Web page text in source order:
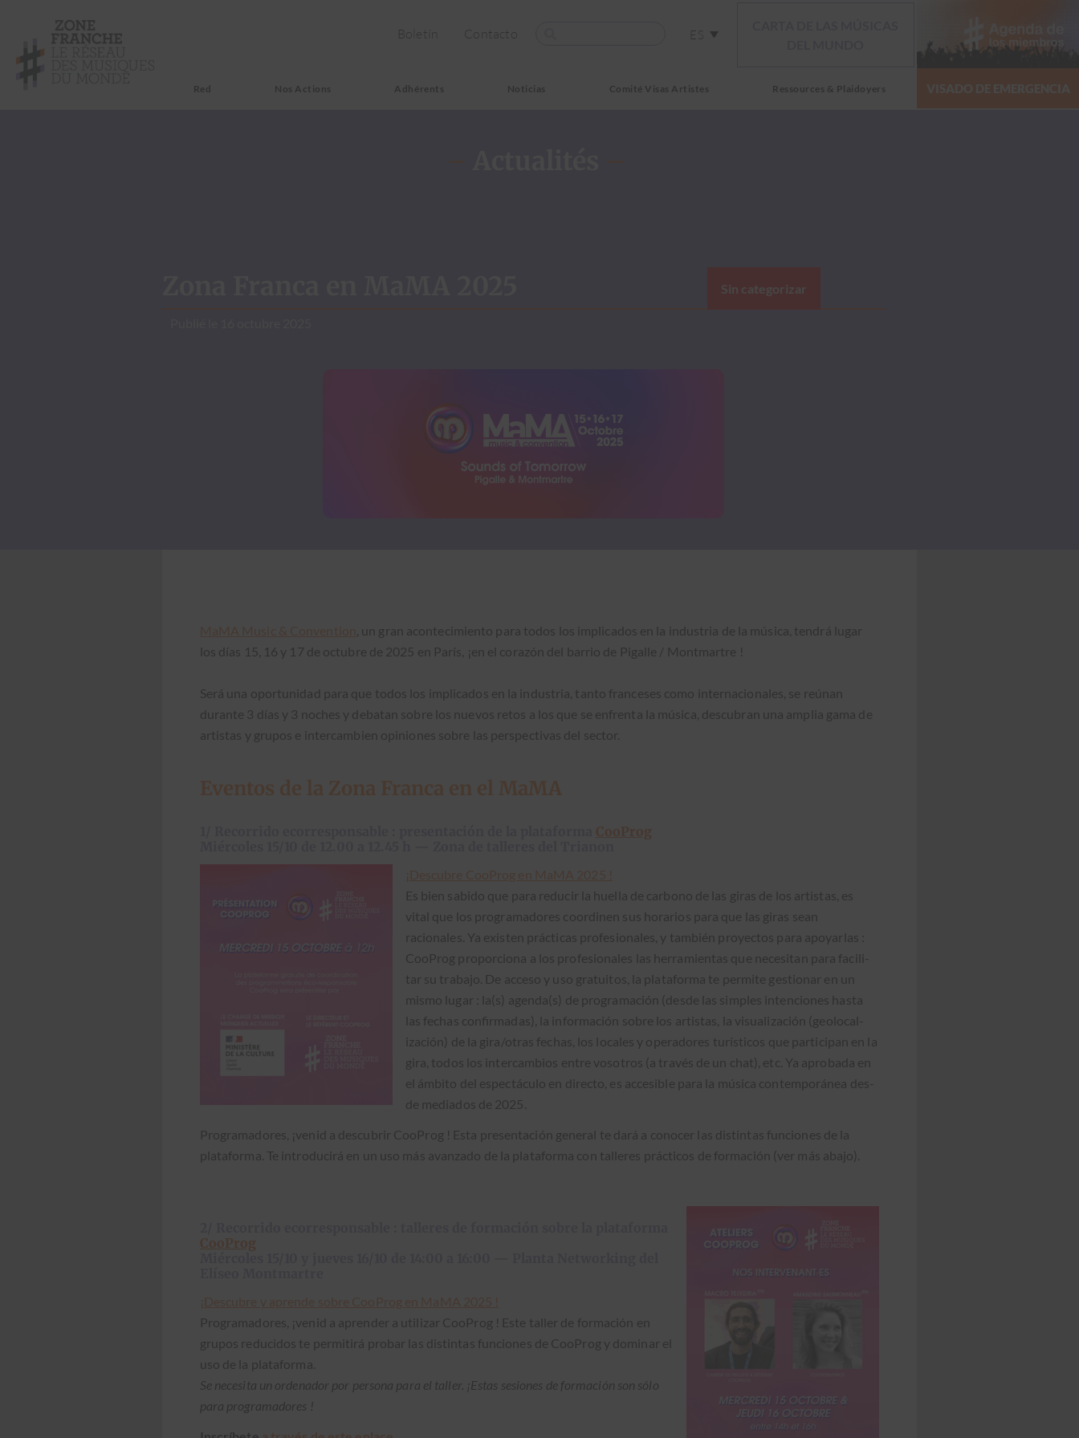
Boletín Contacto ES
Red Nos Actions Adhérents Noticias Comité Visas Artistes Ressources & Plaidoyers
Sin categorizar
MaMA Music & Con­ven­tion
, un gran acon­tec­imien­to para todos los impli­ca­dos en la indus­tria de la músi­ca, ten­drá lugar
los días 15, 16 y 17 de octubre de 2025 en París, ¡en el corazón del bar­rio de Pigalle / Mont­martre !
Será una opor­tu­nidad para que todos los impli­ca­dos en la indus­tria, tan­to france­ses como inter­na­cionales, se reú­nan
durante 3 días y 3 noches y debatan sobre los nuevos retos a los que se enfrenta la músi­ca, des­cubran una amplia gama de
artis­tas y gru­pos e inter­cam­bi­en opin­iones sobre las per­spec­ti­vas del sec­tor.
Eventos de la Zona Franca en el MaMA
CooProg
¡Des­cubre CooProg en MaMA 2025 !
Es bien sabido que para reducir la huel­la de car­bono de las giras de los artis­tas, es
vital que los pro­gra­madores coordi­nen sus horar­ios para que las giras sean
racionales. Ya exis­ten prác­ti­cas pro­fe­sion­ales, y tam­bién proyec­tos para apo­yarlas :
CooProg pro­por­ciona a los pro­fe­sion­ales las her­ramien­tas que nece­si­tan para facil­i­
tar su tra­ba­jo. De acce­so y uso gra­tu­itos, la platafor­ma te per­mite ges­tionar en un
mis­mo lugar : la(s) agenda(s) de pro­gra­mación (des­de las sim­ples inten­ciones has­ta
las fechas con­fir­madas), la infor­ma­ción sobre los artis­tas, la visu­al­ización (geolo­cal­
ización) de la gira/otras fechas, los locales y oper­adores turís­ti­cos que par­tic­i­pan en la
gira, todos los inter­cam­bios entre vosotros (a través de un chat), etc. Ya aproba­da en
el ámbito del espec­tácu­lo en direc­to, es acce­si­ble para la músi­ca con­tem­poránea des­
de medi­a­dos de 2025.
Pro­gra­madores, ¡venid a des­cubrir CooProg ! Esta pre­sentación gen­er­al te dará a cono­cer las dis­tin­tas fun­ciones de la
platafor­ma. Te intro­ducirá en un uso más avan­za­do de la platafor­ma con talleres prác­ti­cos de for­ma­ción (ver más aba­jo).
CooProg
¡Des­cubre y aprende sobre CooProg en MaMA 2025 !
Pro­gra­madores, ¡venid a apren­der a uti­lizar CooProg ! Este taller de for­ma­ción en
gru­pos reduci­dos te per­mi­tirá pro­bar las dis­tin­tas fun­ciones de CooProg y dom­i­nar el
uso de la platafor­ma.
Se nece­si­ta un orde­nador por per­sona para el taller. ¡Estas sesiones de for­ma­ción son sólo
para pro­gra­madores !